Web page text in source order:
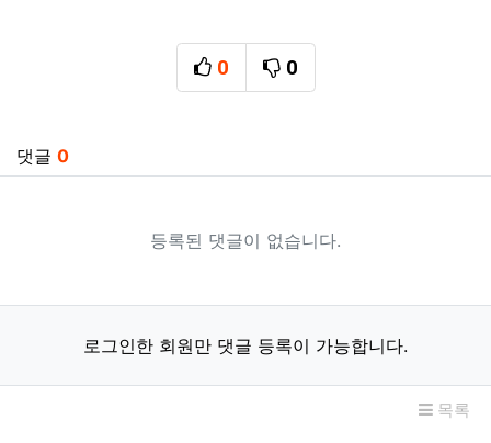
0
추천
0
비추천
댓글 0
등록된 댓글이 없습니다.
로그인한 회원만 댓글 등록이 가능합니다.
목록